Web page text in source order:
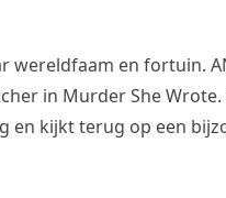
en fortuin.
in Murder She
en kijkt terug op een